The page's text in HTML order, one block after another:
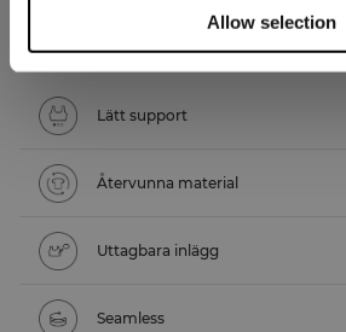
Allow selection
Tekniska funktioner
Lätt support
Återvunna material
Uttagbara inlägg
Seamless